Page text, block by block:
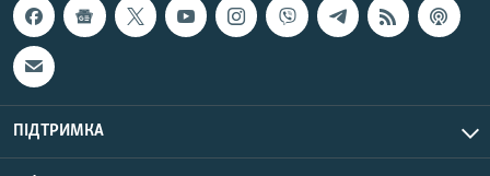
ПІДТРИМКА